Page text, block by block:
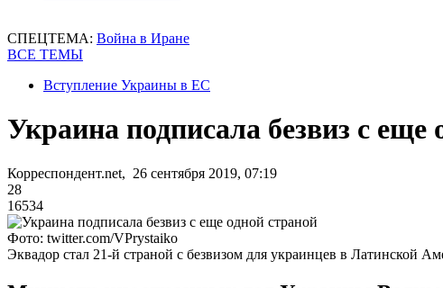
СПЕЦТЕМА: Война в Иране
ВСЕ ТЕМЫ
Вступление Украины в ЕС
Украина подписала безвиз с еще
Корреспондент.net, 26 сентября 2019, 07:19
28
16534
Фото: twitter.com/VPrystaiko
Эквадор стал 21-й страной с безвизом для украинцев в Латинской